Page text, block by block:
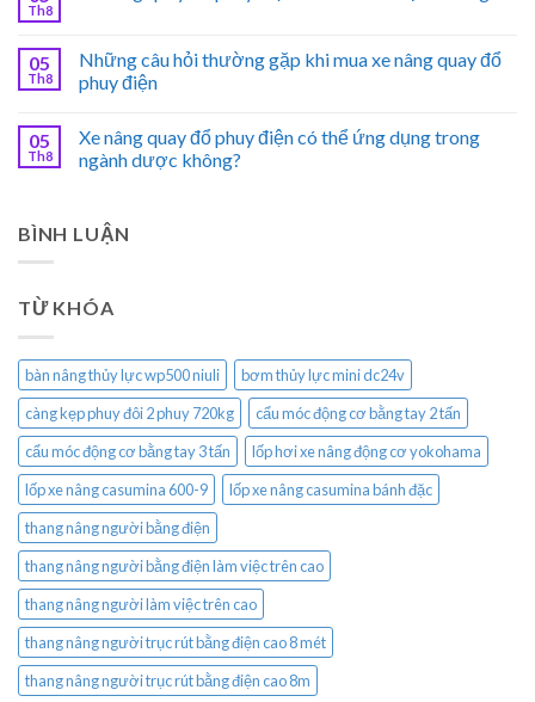
Th8
05
Th8
Những câu hỏi thường gặp khi mua xe nâng quay đổ
phuy điện
05
Th8
Xe nâng quay đổ phuy điện có thể ứng dụng trong
ngành dược không?
BÌNH LUẬN
TỪ KHÓA
bàn nâng thủy lực wp500 niuli
bơm thủy lực mini dc24v
càng kẹp phuy đôi 2 phuy 720kg
cẩu móc động cơ bằng tay 2 tấn
cẩu móc động cơ bằng tay 3 tấn
lốp hơi xe nâng động cơ yokohama
lốp xe nâng casumina 600-9
lốp xe nâng casumina bánh đặc
thang nâng người bằng điện
thang nâng người bằng điện làm việc trên cao
thang nâng người làm việc trên cao
thang nâng người trục rút bằng điện cao 8 mét
thang nâng người trục rút bằng điện cao 8m